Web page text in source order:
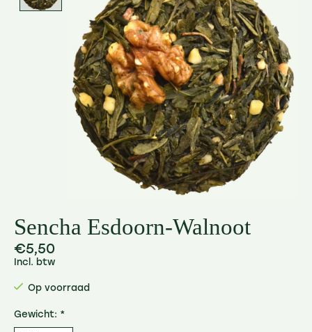
Sencha Esdoorn-Walnoot
€5,50
Incl. btw
Op voorraad
Gewicht: *